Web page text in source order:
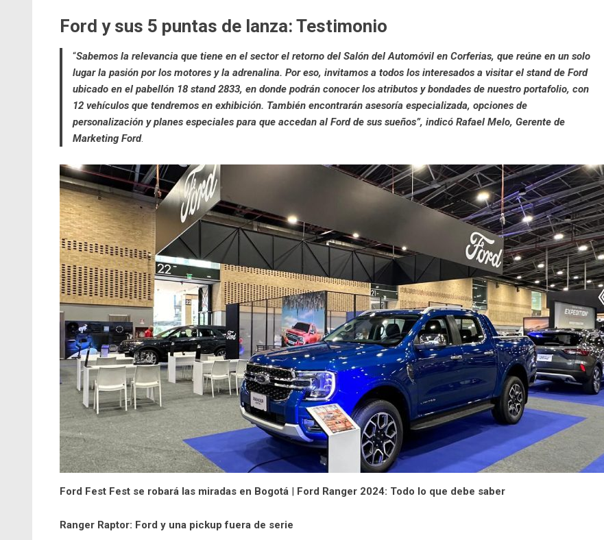
Ford y sus 5 puntas de lanza: Testimonio
“Sabemos la relevancia que tiene en el sector el retorno del Salón del Automóvil en Corferias, que reúne en un solo
lugar la pasión por los motores y la adrenalina. Por eso, invitamos a todos los interesados a visitar el stand de Ford
ubicado en el pabellón 18 stand 2833, en donde podrán conocer los atributos y bondades de nuestro portafolio, con
12 vehículos que tendremos en exhibición. También encontrarán asesoría especializada, opciones de
personalización y planes especiales para que accedan al Ford de sus sueños”, indicó Rafael Melo, Gerente de
Marketing Ford.
Ford Fest Fest se robará las miradas en Bogotá Ford Ranger 2024: Todo lo que debe saber
Ranger Raptor: Ford y una pickup fuera de serie